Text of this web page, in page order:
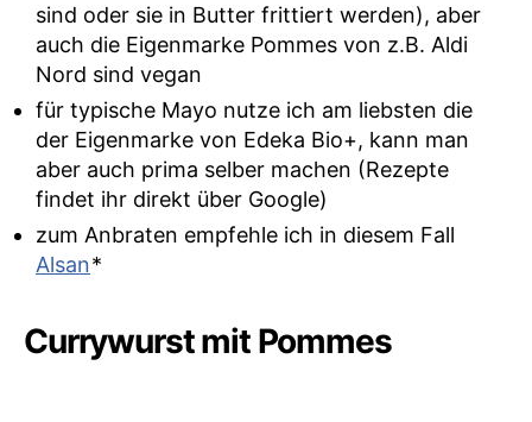
sind oder sie in Butter frittiert werden), aber
auch die Eigenmarke Pommes von z.B. Aldi
Nord sind vegan
für typische Mayo nutze ich am liebsten die
der Eigenmarke von Edeka Bio+, kann man
aber auch prima selber machen (Rezepte
findet ihr direkt über Google)
zum Anbraten empfehle ich in diesem Fall
Alsan*
Currywurst mit Pommes